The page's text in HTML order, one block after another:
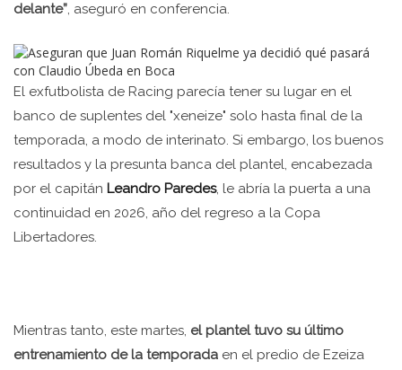
delante”, aseguró en conferencia.
El exfutbolista de Racing parecía tener su lugar en el
banco de suplentes del "xeneize" solo hasta final de la
temporada, a modo de interinato. Si embargo, los buenos
resultados y la presunta banca del plantel, encabezada
por el capitán Leandro Paredes, le abría la puerta a una
continuidad en 2026, año del regreso a la Copa
Libertadores.
Mientras tanto, este martes, el plantel tuvo su último
entrenamiento de la temporada en el predio de Ezeiza